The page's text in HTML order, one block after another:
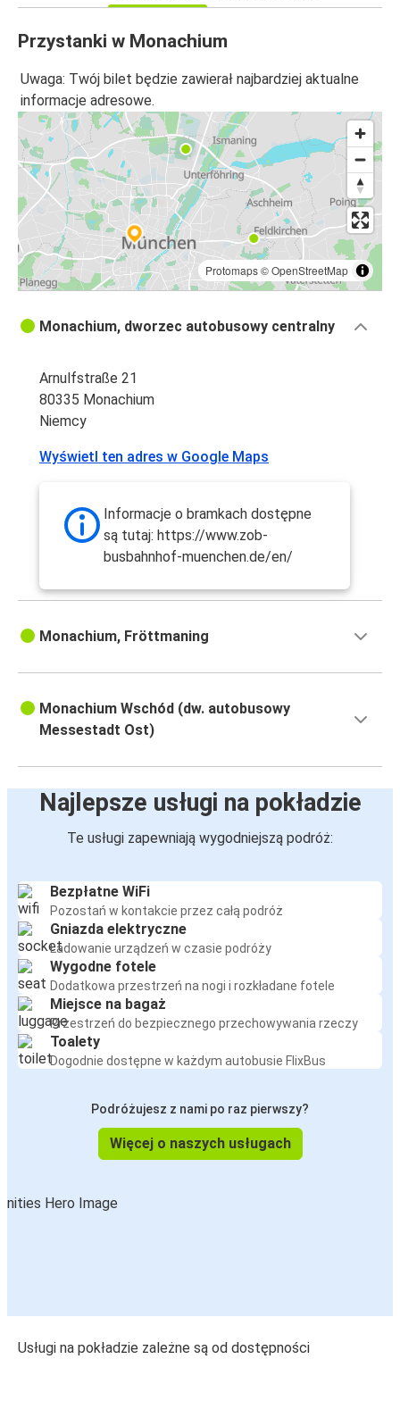
Przystanki w Monachium
Uwaga: Twój bilet będzie zawierał najbardziej aktualne
informacje adresowe.
Protomaps©OpenStreetMap
Monachium, dworzec autobusowy centralny
Arnulfstraße 21
80335 Monachium
Niemcy
Wyświetl ten adres w Google Maps
Informacje o bramkach dostępne
są tutaj: https://www.zob-
busbahnhof-muenchen.de/en/
Monachium, Fröttmaning
Monachium Wschód (dw. autobusowy
Messestadt Ost)
Najlepsze usługi na pokładzie
Te usługi zapewniają wygodniejszą podróż:
Bezpłatne WiFi
Pozostań w kontakcie przez całą podróż
Gniazda elektryczne
Ładowanie urządzeń w czasie podróży
Wygodne fotele
Dodatkowa przestrzeń na nogi i rozkładane fotele
Miejsce na bagaż
Przestrzeń do bezpiecznego przechowywania rzeczy
Toalety
Dogodnie dostępne w każdym autobusie FlixBus
Podróżujesz z nami po raz pierwszy?
Więcej o naszych usługach
Usługi na pokładzie zależne są od dostępności